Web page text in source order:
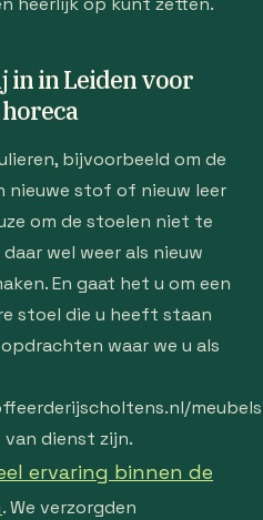
in in Leiden voor
bijvoorbeeld om de
nieuwe stof of nieuw leer
om de stoelen niet te
wel weer als nieuw
En gaat het u om een
stoel die u heeft staan
waar we u als
dienst zijn.
ervaring binnen de
. We verzorgden